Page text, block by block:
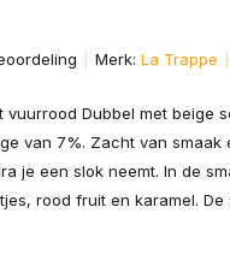
Merk: La Trappe
vuurrood Dubbel met beige
van 7%. Zacht van smaak
je een slok neemt. In de
rood fruit en karamel.